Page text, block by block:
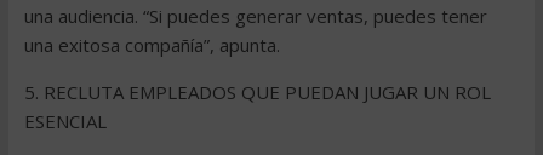
una audiencia. “Si puedes generar ventas, puedes tener
una exitosa compañía”, apunta.
5. RECLUTA EMPLEADOS QUE PUEDAN JUGAR UN ROL
ESENCIAL